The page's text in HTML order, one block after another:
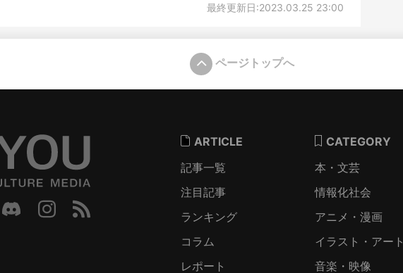
最終更新日:2023.03.25 23:00
ページトップへ
ARTICLE
記事一覧
注目記事
ランキング
コラム
レポート
CATEGORY
本・文芸
情報化社会
アニメ・漫画
イラスト・アート
音楽・映像